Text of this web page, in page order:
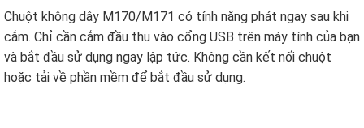
Chuột không dây M170/M171 có tính năng phát ngay sau khi
cắm. Chỉ cần cắm đầu thu vào cổng USB trên máy tính của bạn
và bắt đầu sử dụng ngay lập tức. Không cần kết nối chuột
hoặc tải về phần mềm để bắt đầu sử dụng.